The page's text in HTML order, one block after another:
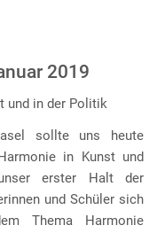
2019
und in der Politik
sollte uns heute
in Kunst und
erster Halt der
und Schüler sich
Thema Harmonie